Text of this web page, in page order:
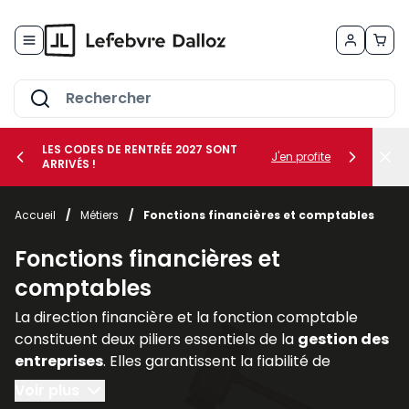
le sous-menu Vos métiers
le sous-menu Vos besoins
LES CODES DE RENTRÉE 2027 SONT
ARRIVÉS !
J'en profite
Accueil / Métiers / Fonctions financières et comptables
Fonctions financières et
comptables
La direction financière et la fonction comptable
constituent deux piliers essentiels de la gestion des
entreprises. Elles garantissent la fiabilité de
l’information financière, assurent la